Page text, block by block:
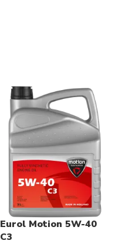
Eurol Motion 5W-40
C3